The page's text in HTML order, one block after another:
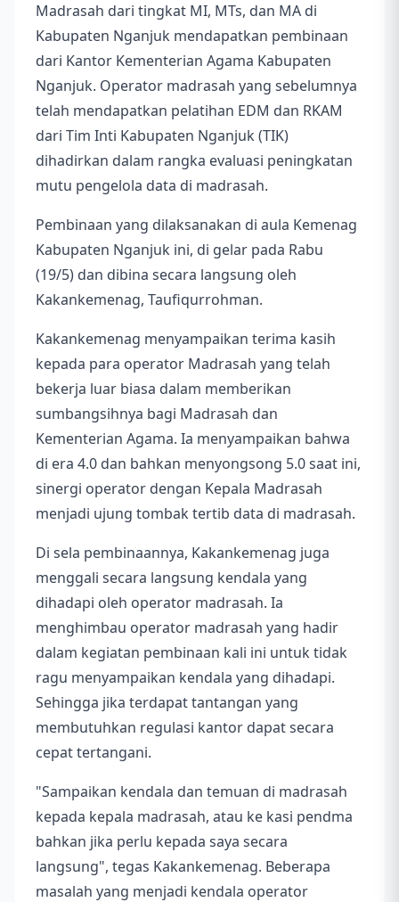
Madrasah dari tingkat MI, MTs, dan MA di
Kabupaten Nganjuk mendapatkan pembinaan
dari Kantor Kementerian Agama Kabupaten
Nganjuk. Operator madrasah yang sebelumnya
telah mendapatkan pelatihan EDM dan RKAM
dari Tim Inti Kabupaten Nganjuk (TIK)
dihadirkan dalam rangka evaluasi peningkatan
mutu pengelola data di madrasah.
Pembinaan yang dilaksanakan di aula Kemenag
Kabupaten Nganjuk ini, di gelar pada Rabu
(19/5) dan dibina secara langsung oleh
Kakankemenag, Taufiqurrohman.
Kakankemenag menyampaikan terima kasih
kepada para operator Madrasah yang telah
bekerja luar biasa dalam memberikan
sumbangsihnya bagi Madrasah dan
Kementerian Agama. Ia menyampaikan bahwa
di era 4.0 dan bahkan menyongsong 5.0 saat ini,
sinergi operator dengan Kepala Madrasah
menjadi ujung tombak tertib data di madrasah.
Di sela pembinaannya, Kakankemenag juga
menggali secara langsung kendala yang
dihadapi oleh operator madrasah. Ia
menghimbau operator madrasah yang hadir
dalam kegiatan pembinaan kali ini untuk tidak
ragu menyampaikan kendala yang dihadapi.
Sehingga jika terdapat tantangan yang
membutuhkan regulasi kantor dapat secara
cepat tertangani.
"Sampaikan kendala dan temuan di madrasah
kepada kepala madrasah, atau ke kasi pendma
bahkan jika perlu kepada saya secara
langsung", tegas Kakankemenag. Beberapa
masalah yang menjadi kendala operator